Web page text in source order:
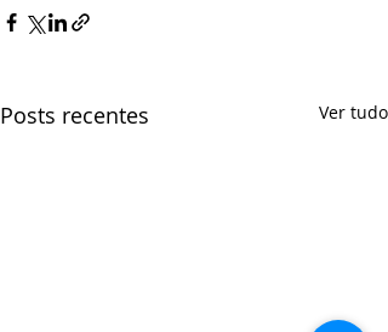
Posts recentes Ver tudo